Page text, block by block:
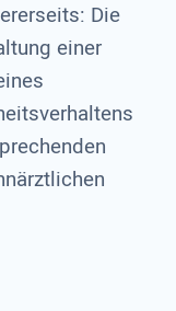
Die
einer